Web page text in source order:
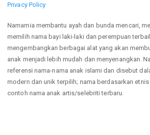
Privacy Policy
Namamia membantu ayah dan bunda mencari,
memilih nama bayi laki-laki dan perempuan
mengembangkan berbagai alat yang akan
anak menjadi lebih mudah dan menyenangkan.
referensi nama-nama anak islami dan disebut
modern dan unik terpilih; nama berdasarkan
contoh nama anak artis/selebriti terbaru.